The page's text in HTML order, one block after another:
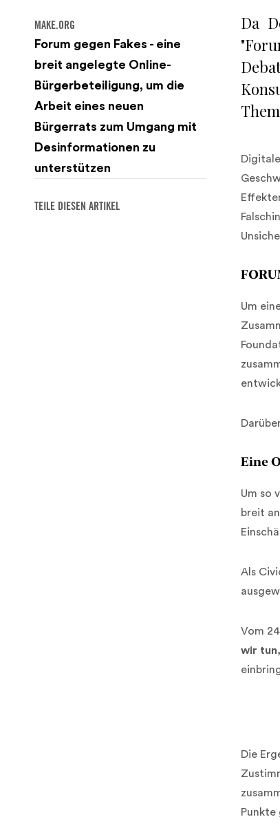
MAKE.ORG
Forum gegen Fakes - eine
breit angelegte Online-
Bürgerbeteiligung, um die
Arbeit eines neuen
Bürgerrats zum Umgang mit
Desinformationen zu
unterstützen
TEILE DIESEN ARTIKEL
Da
Um
Eine
Um so
breit
Als
Vom
wir
Die